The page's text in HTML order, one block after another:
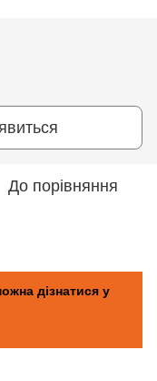
До порівняння
дізнатися у